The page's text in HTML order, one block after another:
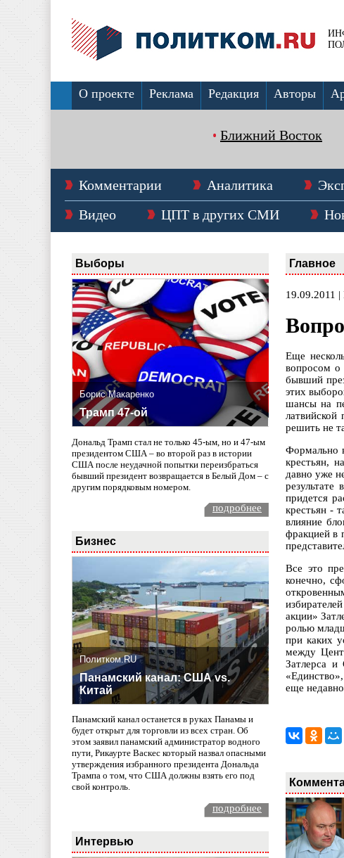
О проекте Реклама Редакция Авторы
Ближний Восток
Комментарии Аналитика
Видео
ЦПТ в других СМИ
Выборы
Борис Макаренко
Трамп 47-ой
Дональд Трамп стал не только 45-ым, но и 47-ым
президентом США – во второй раз в истории
США после неудачной попытки переизбраться
бывший президент возвращается в Белый Дом – с
другим порядковым номером.
подробнее
Бизнес
Политком.RU
Панамский канал: США vs.
Китай
Панамский канал останется в руках Панамы и
будет открыт для торговли из всех стран. Об
этом заявил панамский администратор водного
пути, Рикаурте Васкес который назвал опасными
утверждения избранного президента Дональда
Трампа о том, что США должны взять его под
свой контроль.
подробнее
Интервью
Главное
19.09.2011
Еще
вопросом о
бывший
этих
шансы на
решить не
Формально
крестьян,
давно уже
придется
крестьян -
влияние
фракцией в
Все это
конечно,
акции»
ролью
при каких
между
Затлерса
еще